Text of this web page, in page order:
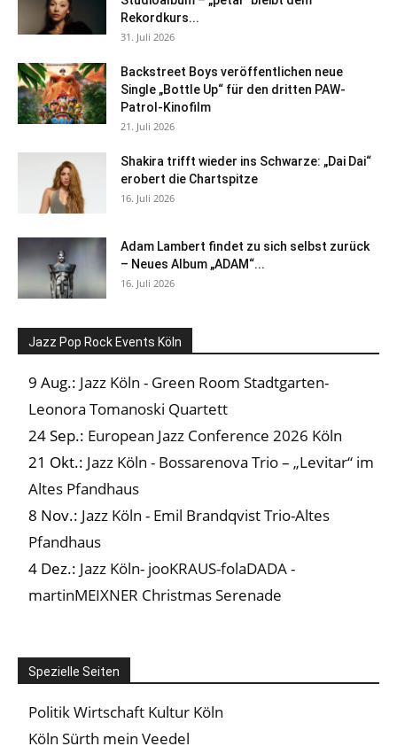
Rekordkurs...
31. Juli 2026
Backstreet Boys veröffentlichen neue
Single „Bottle Up“ für den dritten PAW-
Patrol-Kinofilm
21. Juli 2026
Shakira trifft wieder ins Schwarze: „Dai Dai“
erobert die Chartspitze
16. Juli 2026
Adam Lambert findet zu sich selbst zurück
– Neues Album „ADAM“...
16. Juli 2026
Jazz Pop Rock Events Köln
9 Aug.: Jazz Köln - Green Room Stadtgarten-
Leonora Tomanoski Quartett
24 Sep.: European Jazz Conference 2026 Köln
21 Okt.: Jazz Köln - Bossarenova Trio – „Levitar“ im
Altes Pfandhaus
8 Nov.: Jazz Köln - Emil Brandqvist Trio-Altes
Pfandhaus
4 Dez.: Jazz Köln- jooKRAUS-folaDADA -
martinMEIXNER Christmas Serenade
Spezielle Seiten
Politik Wirtschaft Kultur Köln
Köln Sürth mein Veedel